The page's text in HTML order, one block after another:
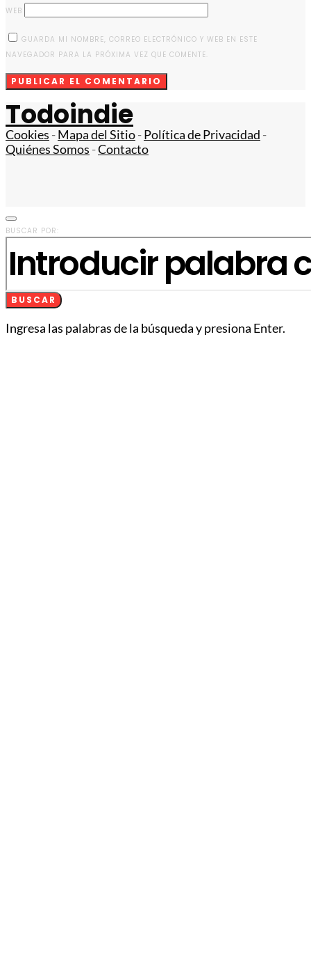
WEB
GUARDA MI NOMBRE, CORREO ELECTRÓNICO Y WEB EN ESTE
NAVEGADOR PARA LA PRÓXIMA VEZ QUE COMENTE.
Todoindie
Cookies -Mapa del Sitio-Política de Privacidad -
Quiénes Somos -Contacto
BUSCAR POR:
BUSCAR
Ingresa las palabras de la búsqueda y presiona Enter.